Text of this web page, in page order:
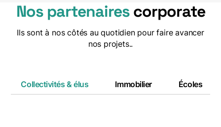
Nos partenaires corporate
Ils sont à nos côtés au quotidien pour faire avancer
nos projets..
Collectivités & élus Immobilier Écoles